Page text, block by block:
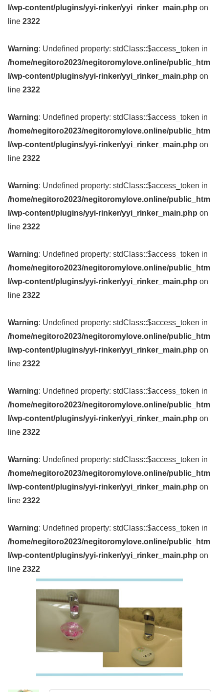
l/wp-content/plugins/yyi-rinker/yyi_rinker_main.php on
line 2322
Warning: Undefined property: stdClass::$access_token in
/home/negitoro2023/negitoromylove.online/public_htm
l/wp-content/plugins/yyi-rinker/yyi_rinker_main.php on
line 2322
Warning: Undefined property: stdClass::$access_token in
/home/negitoro2023/negitoromylove.online/public_htm
l/wp-content/plugins/yyi-rinker/yyi_rinker_main.php on
line 2322
Warning: Undefined property: stdClass::$access_token in
/home/negitoro2023/negitoromylove.online/public_htm
l/wp-content/plugins/yyi-rinker/yyi_rinker_main.php on
line 2322
Warning: Undefined property: stdClass::$access_token in
/home/negitoro2023/negitoromylove.online/public_htm
l/wp-content/plugins/yyi-rinker/yyi_rinker_main.php on
line 2322
Warning: Undefined property: stdClass::$access_token in
/home/negitoro2023/negitoromylove.online/public_htm
l/wp-content/plugins/yyi-rinker/yyi_rinker_main.php on
line 2322
Warning: Undefined property: stdClass::$access_token in
/home/negitoro2023/negitoromylove.online/public_htm
l/wp-content/plugins/yyi-rinker/yyi_rinker_main.php on
line 2322
Warning: Undefined property: stdClass::$access_token in
/home/negitoro2023/negitoromylove.online/public_htm
l/wp-content/plugins/yyi-rinker/yyi_rinker_main.php on
line 2322
Warning: Undefined property: stdClass::$access_token in
/home/negitoro2023/negitoromylove.online/public_htm
l/wp-content/plugins/yyi-rinker/yyi_rinker_main.php on
line 2322